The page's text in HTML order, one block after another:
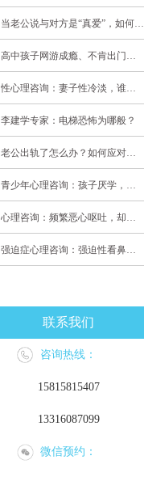
当老公说与对方是“真爱”，如何挽救婚姻？(始篇)
高中孩子网游成瘾、不肯出门，家长该怎么办？
性心理咨询：妻子性冷淡，谁之过
李建学专家：电梯恐怖为哪般？
老公出轨了怎么办？如何应对老公出轨？——婚姻心理专家为您支招
青少年心理咨询：孩子厌学，整天沉迷手机，网络成瘾，怎么办?
心理咨询：频繁恶心呕吐，却无身体异常
强迫症心理咨询：强迫性看鼻尖，害我无法学习
联系我们
咨询热线：
15815815407
13316087099
微信预约：